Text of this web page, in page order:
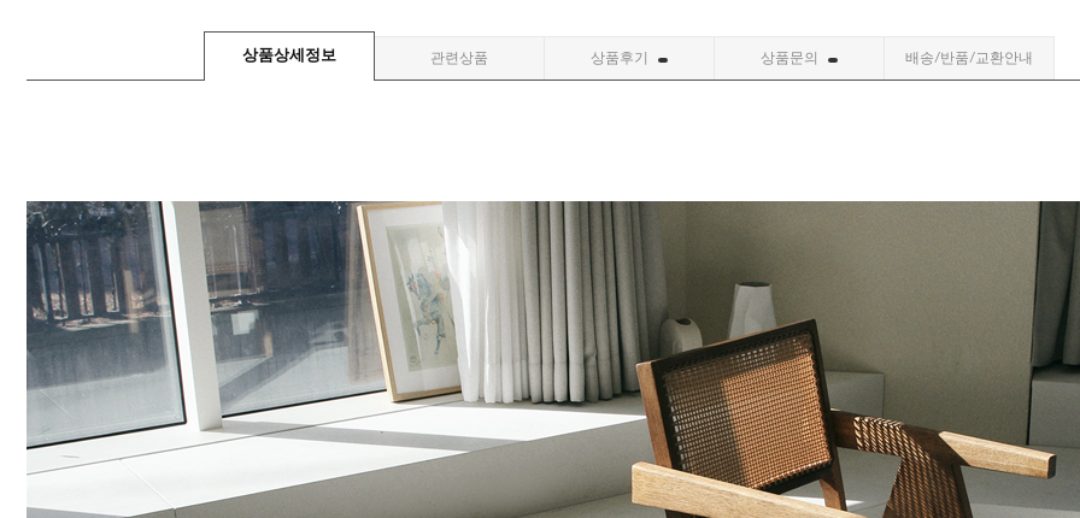
상품상세정보 관련상품 상품후기 상품문의 배송/반품/교환안내